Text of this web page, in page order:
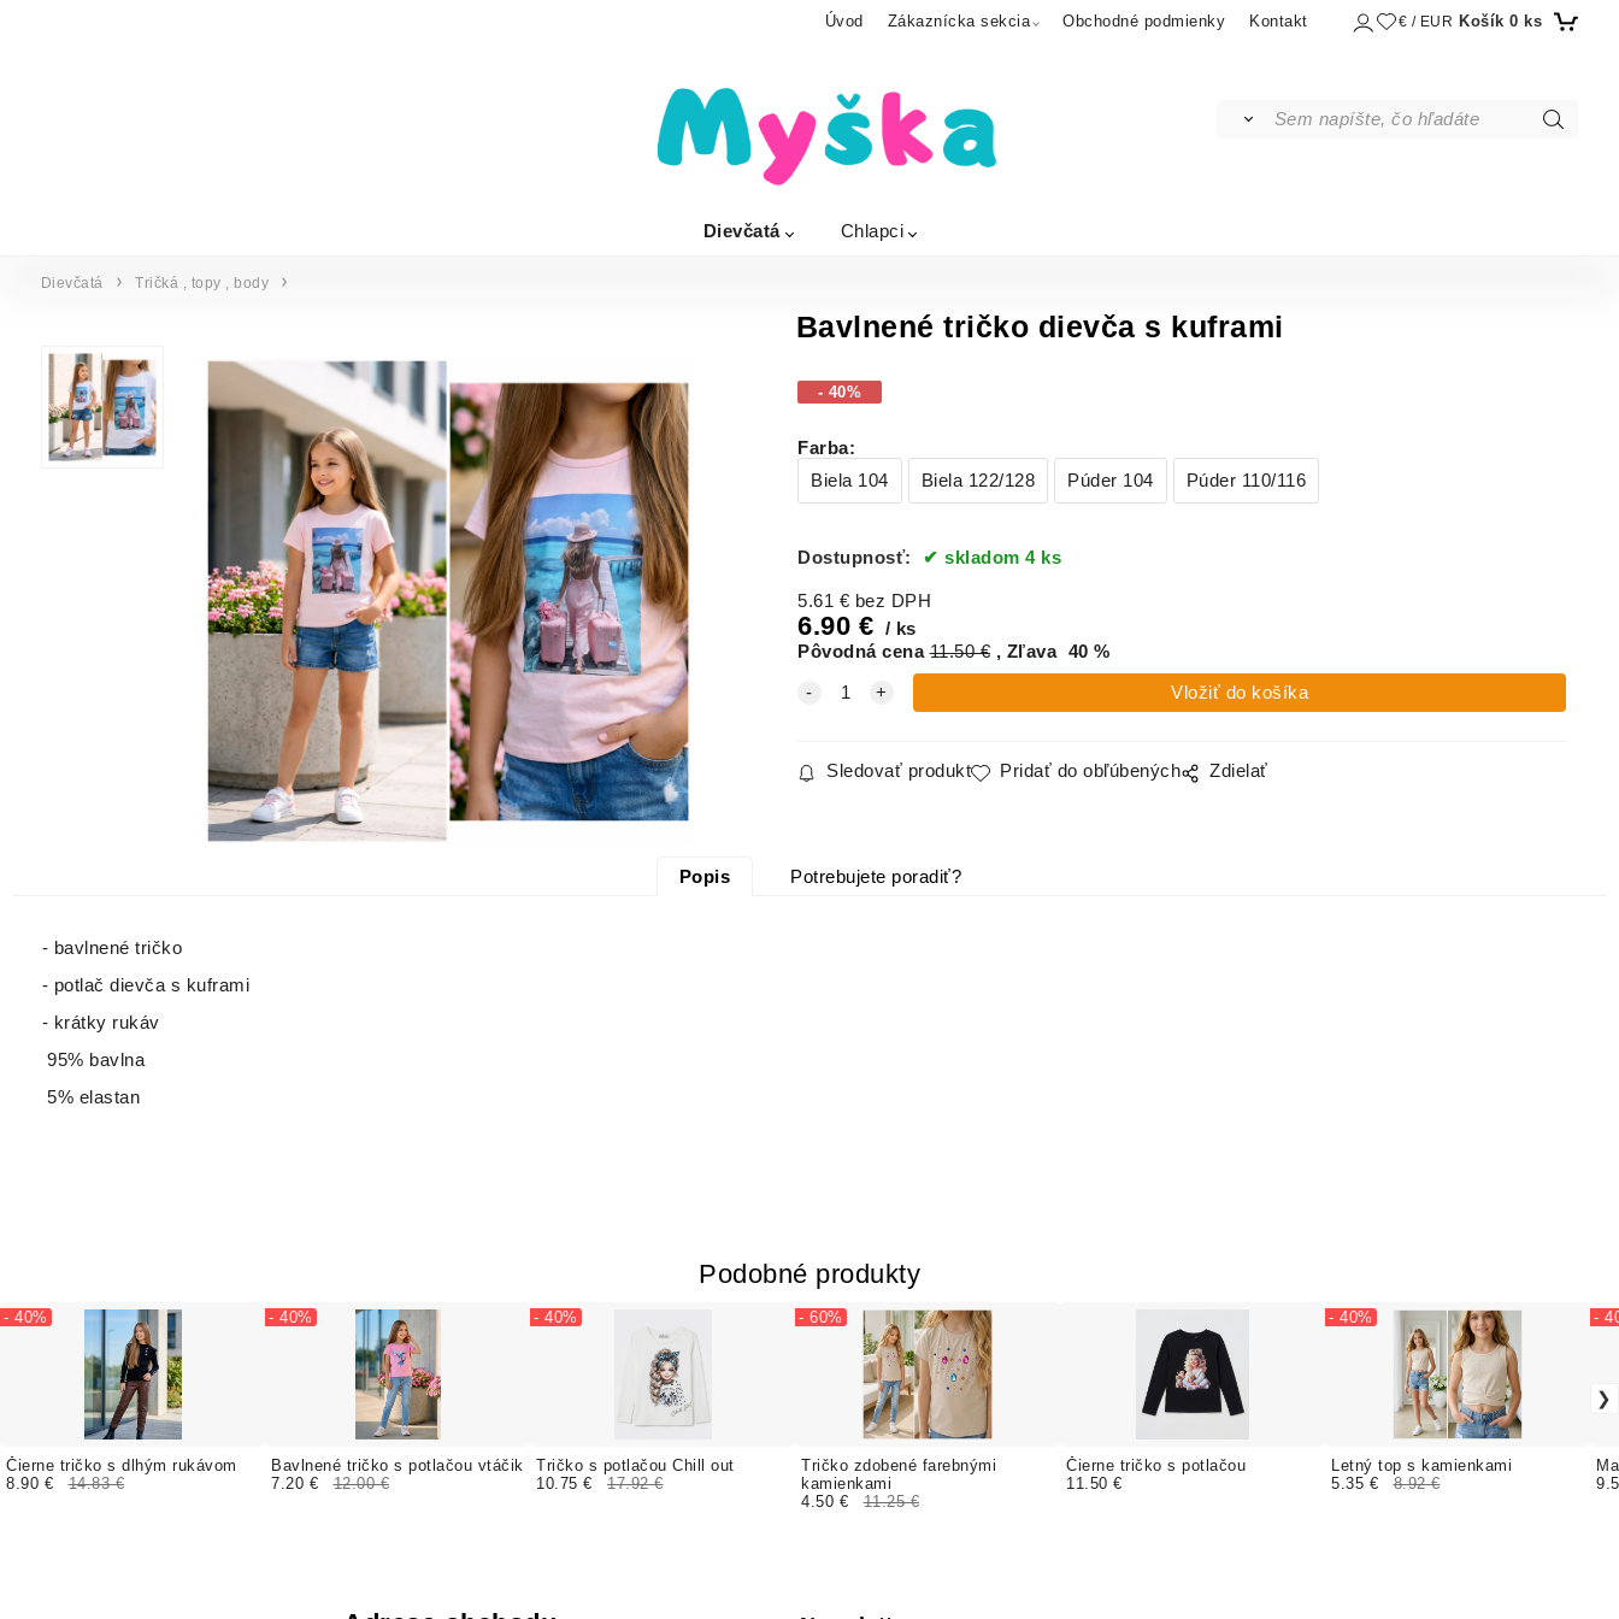
Úvod Zákaznícka sekcia Obchodné podmienky Kontakt € / EUR Košík 0 ks
Dievčatá Chlapci
Dievčatá Tričká , topy , body
Bavlnené tričko dievča s kuframi
- 40%
Farba:
Biela 104
Biela 122/128 Púder 104 Púder 110/116
Dostupnosť: skladom 4 ks
5.61 € bez DPH
6.90 €
ks
Pôvodná cena 11.50€ Zľava 40 %
Sledovať produkt Pridať do obľúbených Zdielať
Popis Potrebujete poradiť?
- bavlnené tričko
- potlač dievča s kuframi
- krátky rukáv
95% bavlna
5% elastan
Podobné produkty
Čierne tričko s dlhým rukávom
- 40%
8.90 € 14.83 €
Bavlnené tričko s potlačou vtáčik
- 40%
7.20 € 12.00 €
Tričko s potlačou Chill out
- 40%
10.75 € 17.92 €
Tričko zdobené farebnými
kamienkami
- 60%
4.50 € 11.25 €
Čierne tričko s potlačou
11.50 €
Letný top s kamienkami
- 40%
5.35 € 8.92 €
-